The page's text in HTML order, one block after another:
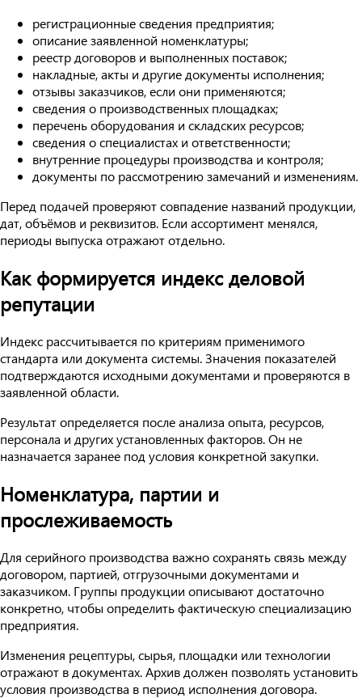
регистрационные сведения предприятия;
описание заявленной номенклатуры;
реестр договоров и выполненных поставок;
накладные, акты и другие документы исполнения;
отзывы заказчиков, если они применяются;
сведения о производственных площадках;
перечень оборудования и складских ресурсов;
сведения о специалистах и ответственности;
внутренние процедуры производства и контроля;
документы по рассмотрению замечаний и изменениям.
Перед подачей проверяют совпадение названий продукции,
дат, объёмов и реквизитов. Если ассортимент менялся,
периоды выпуска отражают отдельно.
Как формируется индекс деловой
репутации
Индекс рассчитывается по критериям применимого
стандарта или документа системы. Значения показателей
подтверждаются исходными документами и проверяются в
заявленной области.
Результат определяется после анализа опыта, ресурсов,
персонала и других установленных факторов. Он не
назначается заранее под условия конкретной закупки.
Номенклатура, партии и
прослеживаемость
Для серийного производства важно сохранять связь между
договором, партией, отгрузочными документами и
заказчиком. Группы продукции описывают достаточно
конкретно, чтобы определить фактическую специализацию
предприятия.
Изменения рецептуры, сырья, площадки или технологии
отражают в документах. Архив должен позволять установить
условия производства в период исполнения договора.